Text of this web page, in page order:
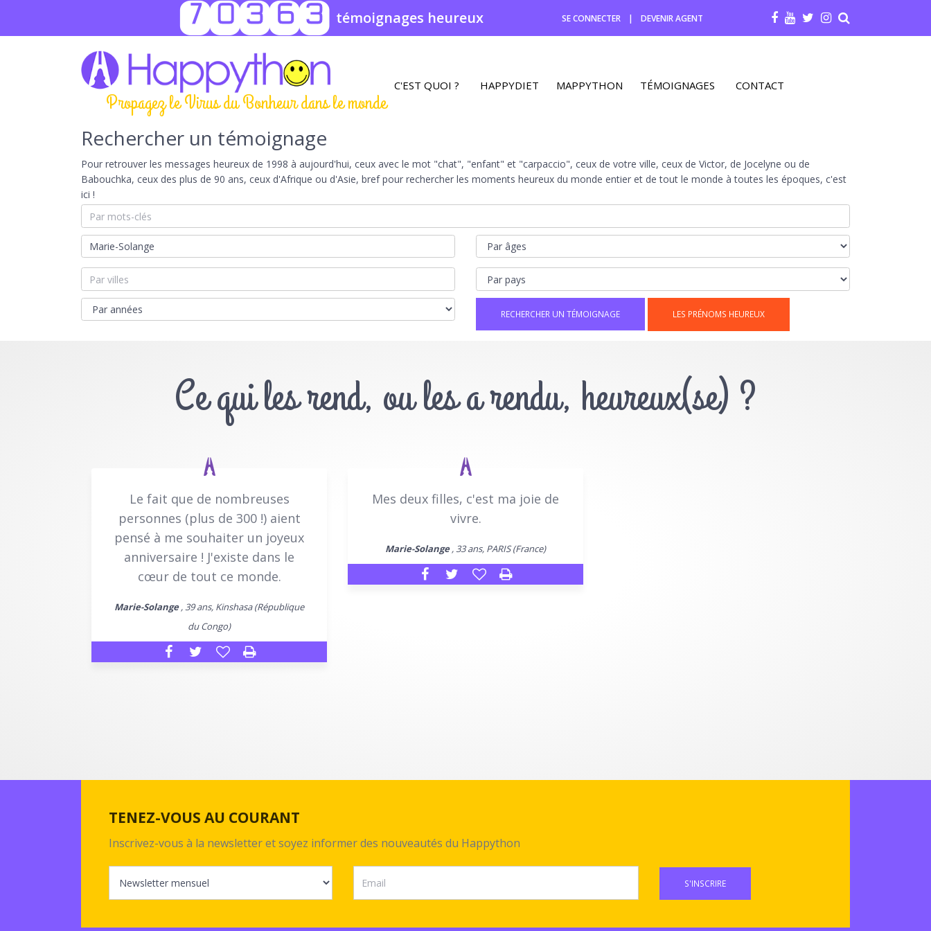
70363 témoignages heureux SE CONNECTER | DEVENIR AGENT
Propagez le Virus du Bonheur dans le monde
C'EST QUOI ? HAPPYDIET MAPPYTHON TÉMOIGNAGES CONTACT
Rechercher un témoignage
Pour retrouver les messages heureux de 1998 à aujourd'hui, ceux avec le mot "chat", "enfant" et "carpaccio", ceux de votre ville, ceux de Victor, de Jocelyne ou de
Babouchka, ceux des plus de 90 ans, ceux d'Afrique ou d'Asie, bref pour rechercher les moments heureux du monde entier et de tout le monde à toutes les époques, c'est
ici !
LES PRÉNOMS HEUREUX
Ce qui les rend, ou les a rendu, heureux(se) ?
Le fait que de nombreuses
personnes (plus de 300 !) aient
pensé à me souhaiter un joyeux
anniversaire ! J'existe dans le
cœur de tout ce monde.
Marie-Solange, 39 ans, Kinshasa (République
du Congo)
Mes deux filles, c'est ma joie de
vivre.
Marie-Solange, 33 ans, PARIS (France)
TENEZ-VOUS AU COURANT
Inscrivez-vous à la newsletter et soyez informer des nouveautés du Happython
S'INSCRIRE